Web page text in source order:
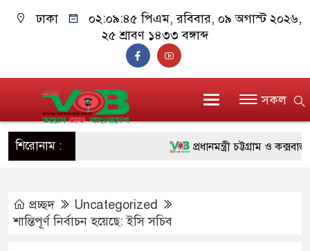
ঢাকা ০২:০৯:৪৬ পিএম, রবিবার, ০৯ অগাস্ট ২০২৬,
২৫ শ্রাবণ ১৪৩৩ বঙ্গাব্দ
সকল
শিরোনাম : প্রধানমন্ত্রী চট্টগ্রাম ও
রিকশা
প্রচ্ছদ
Uncategorized
শান্তিপূর্ণ নির্বাচন হয়েছে: ইসি সচিব